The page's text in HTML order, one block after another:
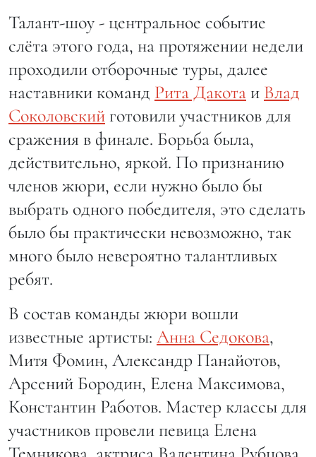
Талант-шоу - центральное событие
слёта этого года, на протяжении недели
проходили отборочные туры, далее
наставники команд Рита Дакота и Влад
Соколовский готовили участников для
сражения в финале. Борьба была,
действительно, яркой. По признанию
членов жюри, если нужно было бы
выбрать одного победителя, это сделать
было бы практически невозможно, так
много было невероятно талантливых
ребят.
В состав команды жюри вошли
известные артисты: Анна Седокова,
Митя Фомин, Александр Панайотов,
Арсений Бородин, Елена Максимова,
Константин Работов. Мастер классы для
участников провели певица Елена